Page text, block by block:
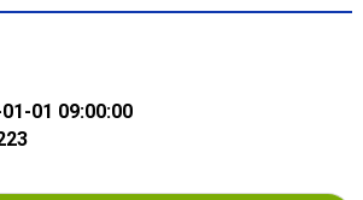
01 09:00:00